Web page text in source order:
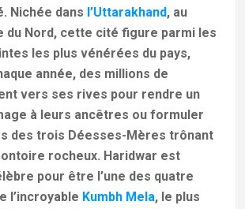
Nichée dans l’Uttarakhand, au
du Nord, cette cité figure parmi les
les plus vénérées du pays,
année, des millions de
vers ses rives pour rendre un
à leurs ancêtres ou formuler
des trois Déesses-Mères trônant
rocheux. Haridwar est
pour être l’une des quatre
l’incroyable Kumbh Mela, le plus